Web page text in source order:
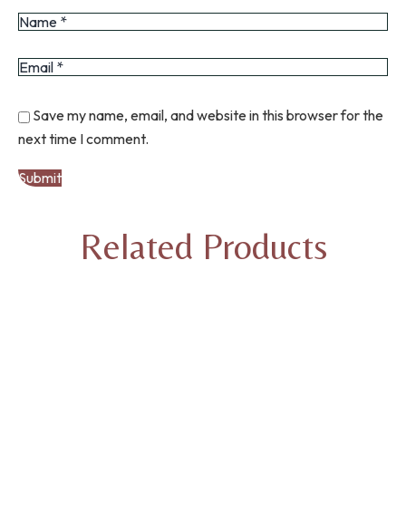
Save my name, email, and website in this browser for the
next time I comment.
Related Products